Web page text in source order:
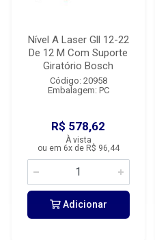
Nível A Laser Gll 12-22
De 12 M Com Suporte
Giratório Bosch
Código: 20958
Embalagem: PC
R$ 578,62
À vista
ou em 6x de R$ 96,44
Adicionar